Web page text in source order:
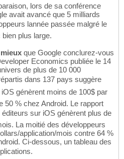
lors de sa conférence
avait avancé que 5 milliards
lannée passée malgré le
plus large.
que Google conclurez-vous
Economics publiée le 14
de plus de 10 000
dans 137 pays suggère
génèrent moins de 100$ par
50 % chez Android. Le rapport
éditeurs sur iOS génèrent plus de
La moitié des développeurs
application/mois contre 64 %
Ci-dessous, un tableau des